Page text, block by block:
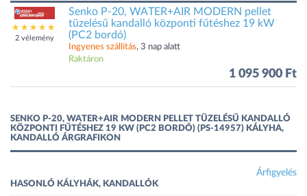
2 vélemény
Senko P-20, WATER+AIR MODERN pellet
tüzelésű kandalló központi fűtéshez 19 kW
(PC2 bordó)
Ingyenes szállítás, 3 nap alatt
Raktáron
1 095 900 Ft
SENKO P-20, WATER+AIR MODERN PELLET TÜZELÉSŰ KANDALLÓ
KÖZPONTI FŰTÉSHEZ 19 KW (PC2 BORDÓ) (PS-14957) KÁLYHA,
KANDALLÓ ÁRGRAFIKON
Árfigyelés
HASONLÓ KÁLYHÁK, KANDALLÓK